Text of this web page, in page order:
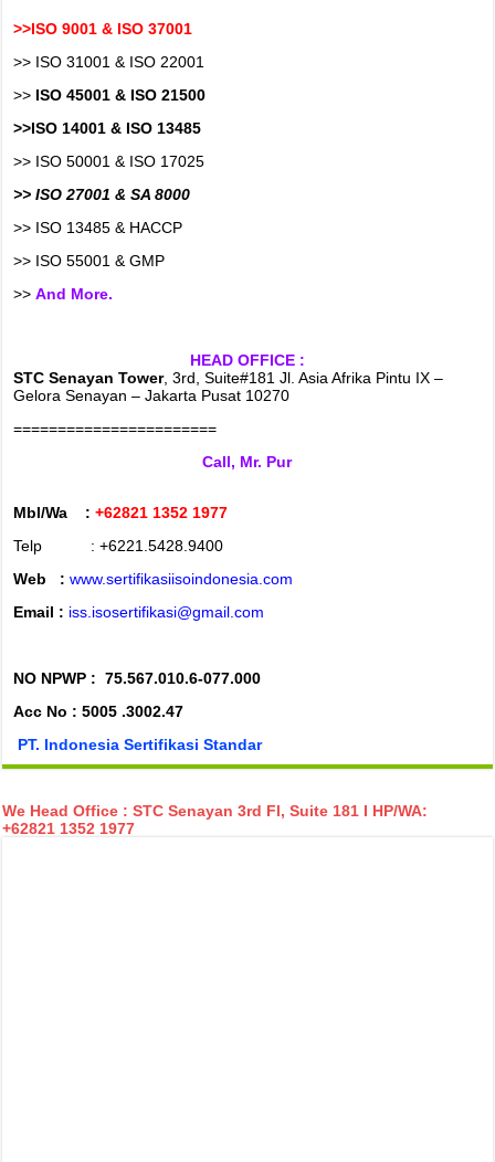
>>ISO 9001 & ISO 37001
>> ISO 31001 & ISO 22001
>> ISO 45001 & ISO 21500
>>ISO 14001 & ISO 13485
>> ISO 50001 & ISO 17025
>> ISO 27001 & SA 8000
>> ISO 13485 & HACCP
>> ISO 55001 & GMP
>>And More.
HEAD OFFICE :
STC Senayan Tower, 3rd, Suite#181 Jl. Asia Afrika Pintu IX –
Gelora Senayan – Jakarta Pusat 10270
=======================
Call, Mr. Pur
Mbl/Wa :+62821 1352 1977
Telp : +6221.5428.9400
Web :www.sertifikasiisoindonesia.com
Email : iss.isosertifikasi@gmail.com
NO NPWP : 75.567.010.6-077.000
Acc No : 5005 .3002.47
PT. Indonesia Sertifikasi Standar
We Head Office : STC Senayan 3rd Fl, Suite 181 I HP/WA:
+62821 1352 1977